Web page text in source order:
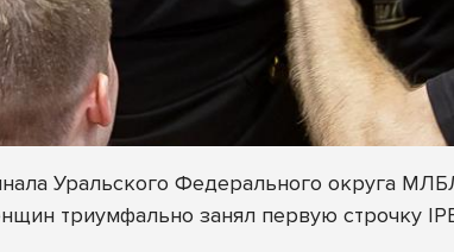
Уральского Федерального округа
триумфально занял первую строчку